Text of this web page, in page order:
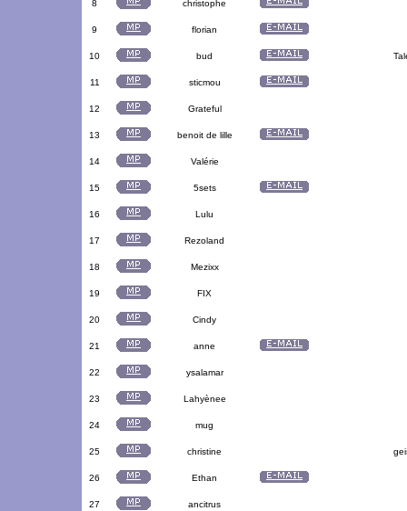
8 christophe
9 florian
10 bud
11 sticmou
12 Grateful
13 benoit de lille
14 Valérie
15 5sets
16 Lulu
17 Rezoland
18 Mezixx
19 FIX
20 Cindy
21 anne
22 ysalamar
23 Lahyènee
24 mug
25 christine
26 Ethan
27 ancitrus